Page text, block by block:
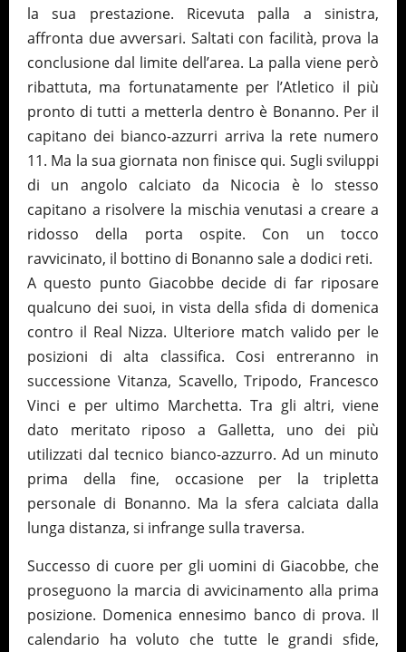
la sua prestazione. Ricevuta palla a sinistra,
affronta due avversari. Saltati con facilità, prova la
conclusione dal limite dell’area. La palla viene però
ribattuta, ma fortunatamente per l’Atletico il più
pronto di tutti a metterla dentro è Bonanno. Per il
capitano dei bianco-azzurri arriva la rete numero
11. Ma la sua giornata non finisce qui. Sugli sviluppi
di un angolo calciato da Nicocia è lo stesso
capitano a risolvere la mischia venutasi a creare a
ridosso della porta ospite. Con un tocco
ravvicinato, il bottino di Bonanno sale a dodici reti.
A questo punto Giacobbe decide di far riposare
qualcuno dei suoi, in vista della sfida di domenica
contro il Real Nizza. Ulteriore match valido per le
posizioni di alta classifica. Cosi entreranno in
successione Vitanza, Scavello, Tripodo, Francesco
Vinci e per ultimo Marchetta. Tra gli altri, viene
dato meritato riposo a Galletta, uno dei più
utilizzati dal tecnico bianco-azzurro. Ad un minuto
prima della fine, occasione per la tripletta
personale di Bonanno. Ma la sfera calciata dalla
lunga distanza, si infrange sulla traversa.
Successo di cuore per gli uomini di Giacobbe, che
proseguono la marcia di avvicinamento alla prima
posizione. Domenica ennesimo banco di prova. Il
calendario ha voluto che tutte le grandi sfide,